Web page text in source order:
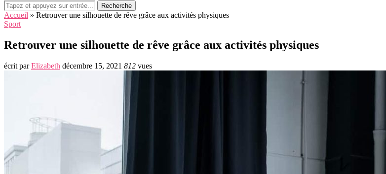
Recherche
Accueil » Retrouver une silhouette de rêve grâce aux activités physiques
Sport
Retrouver une silhouette de rêve grâce aux activités physiques
écrit parElizabeth décembre 15, 2021 812 vues